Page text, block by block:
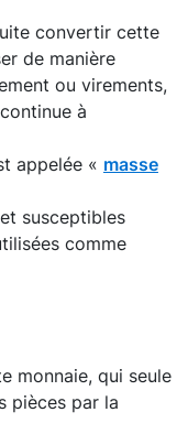
convertir cette
de manière
ou virements,
à
appelée « masse
susceptibles
comme
monnaie, qui seule
pièces par la